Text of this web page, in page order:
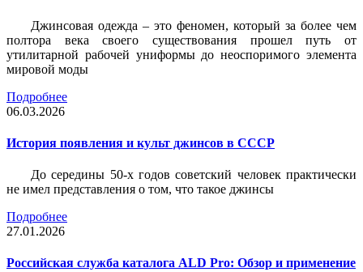
Джинсовая одежда – это феномен, который за более чем
полтора века своего существования прошел путь от
утилитарной рабочей униформы до неоспоримого элемента
мировой моды
Подробнее
06.03.2026
История появления и культ джинсов в СССР
До середины 50-х годов советский человек практически
не имел представления о том, что такое джинсы
Подробнее
27.01.2026
Российская служба каталога ALD Pro: Обзор и применение